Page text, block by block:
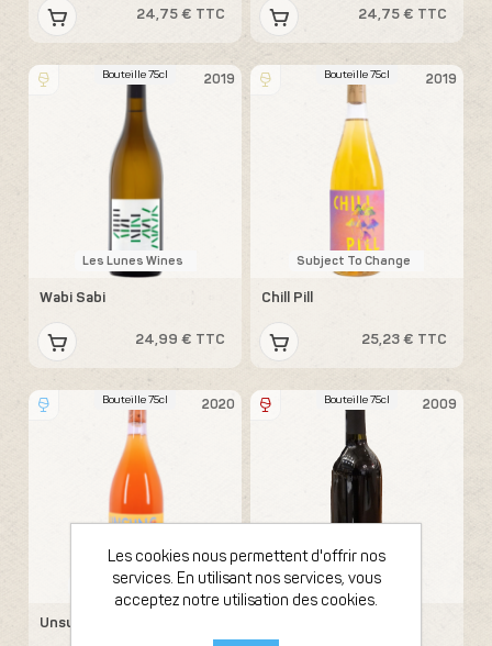
24,75 € TTC 24,75 € TTC
2019
Bouteille 75cl
Les Lunes Wines
Wabi Sabi
24,99 € TTC
2019
Bouteille 75cl
Subject To Change
Chill Pill
25,23 € TTC
2020
Bouteille 75cl
Subject To Change
Unsung Hero
2009
Bouteille 75cl
Old World Winery
Les cookies nous permettent d'offrir nos
services. En utilisant nos services, vous
acceptez notre utilisation des cookies.